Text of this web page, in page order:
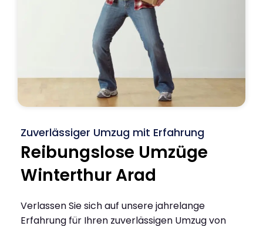
Zuverlässiger Umzug mit Erfahrung
Reibungslose Umzüge
Winterthur Arad
Verlassen Sie sich auf unsere jahrelange
Erfahrung für Ihren zuverlässigen Umzug von